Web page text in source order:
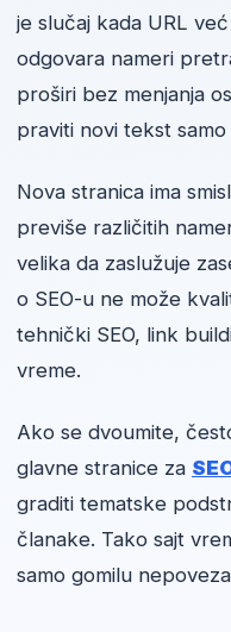
je slučaj kada URL
odgovara nameri
proširi bez menjanja
praviti novi tekst
Nova stranica ima
previše različitih
velika da zaslužuje
o SEO-u ne može
tehnički SEO, link
vreme.
Ako se dvoumite,
glavne stranice za
graditi tematske
članake. Tako sajt
samo gomilu